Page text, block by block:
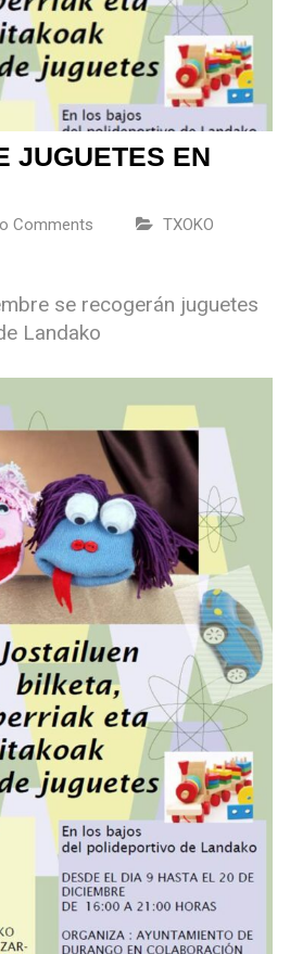
JUGUETES EN
Comments
TXOKO
se recogerán juguetes
Landako